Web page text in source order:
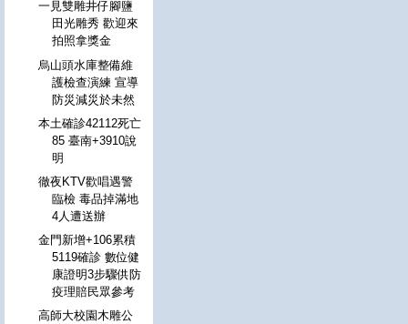
一見雙雕井仔腳鹽
田光雕秀 歡迎來
拍照拿獎金
烏山頭水庫整備維
護檢查演練 宣導
防災減災於未然
本土確診42112死亡
85 臺南+3910說
明
徹夜KTV歡唱遇警
臨檢 毒品掉滿地
4人遭送辦
金門新增+106累積
5119確診 數位健
康證明3步驟供防
疫理賠民眾參考
高師大校園木雕公